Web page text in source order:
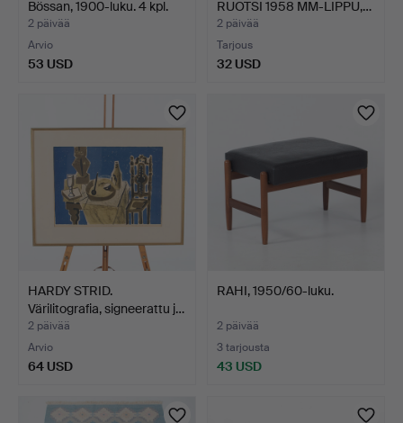
Bössan, 1900-luku. 4 kpl.
2 päivää
Arvio
53 USD
RUOTSI 1958 MM-LIPPU,…
2 päivää
Tarjous
32 USD
HARDY STRID.
Värilitografia, signeerattu j…
2 päivää
Arvio
64 USD
RAHI, 1950/60-luku.
2 päivää
3 tarjousta
43 USD